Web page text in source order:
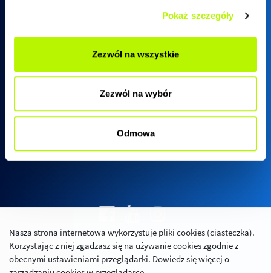
Pokaż szczegóły
Zezwól na wszystkie
Zezwól na wybór
Odmowa
Biuro sprzedaży SkyRes
ul. Warszawska 18
(biurowiec SkyRes, piętro 12)
Pn - Pt: 08:00 - 17:00
Polityka prywatności
Relacje inwestorskie
Nasza strona internetowa wykorzystuje pliki cookies (ciasteczka).
Korzystając z niej zgadzasz się na używanie cookies zgodnie z
obecnymi ustawieniami przeglądarki. Dowiedz się więcej o